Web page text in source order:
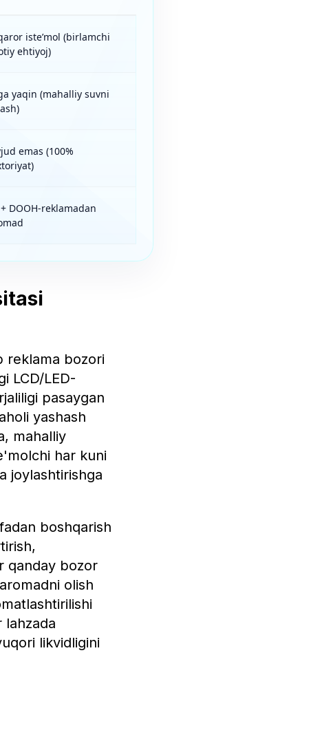
iste’mol (birlamchi
ehtiyoj)
yaqin (mahalliy suvni
emas (100%
DOOH-reklamadan
reklama bozori
LCD/LED-
pasaygan
yashash
mahalliy
har kuni
joylashtirishga
boshqarish
qanday bozor
olish
lahzada
likvidligini